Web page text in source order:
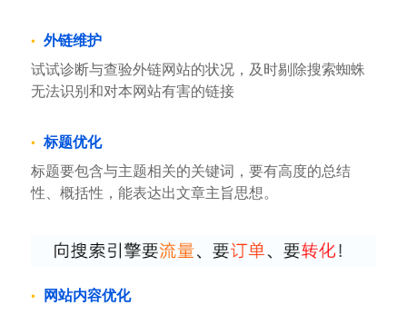
外链维护
试试诊断与查验外链网站的状况，及时剔除搜索蜘蛛
无法识别和对本网站有害的链接
标题优化
标题要包含与主题相关的关键词，要有高度的总结
性、概括性，能表达出文章主旨思想。
网站内容优化